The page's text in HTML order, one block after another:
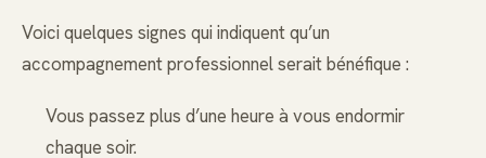
Voici quelques signes qui indiquent qu’un
accompagnement professionnel serait bénéfique :
Vous passez plus d’une heure à vous endormir
chaque soir.